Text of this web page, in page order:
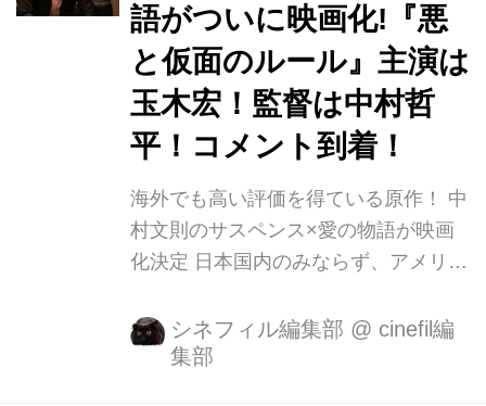
ステスという職業の役どころもあり、
また女優として新たな顔を見せてくれ
る。 海外でも高い評価を得ている原
作! 中村文則のサスペンス×愛の...
語がついに映画化!『悪
と仮面のルール』主演は
玉木宏！監督は中村哲
平！コメント到着！
海外でも高い評価を得ている原作！ 中
村文則のサスペンス×愛の物語が映画
化決定 日本国内のみならず、アメリカ
日本人作家・中村文則氏の傑作原作を
映画化。 2002年のデビュー以来、話
シネフィル編集部 @ cinefil編
集部